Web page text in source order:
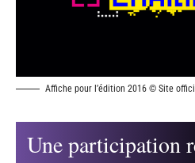
Affiche pour l’édition 2016 © Site
Une participation